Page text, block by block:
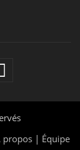
propos | Équipe